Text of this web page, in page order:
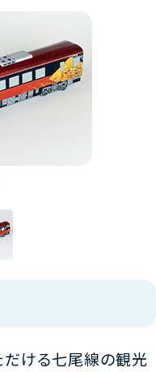
だける七尾線の観光